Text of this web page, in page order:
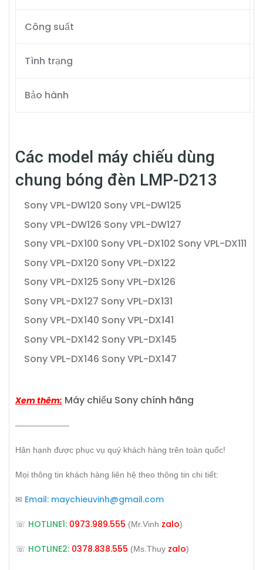
Công suất
Tình trạng
Bảo hành
Các model máy chiếu dùng
chung bóng đèn LMP-D213
Sony VPL-DW120 Sony VPL-DW125
Sony VPL-DW126 Sony VPL-DW127
Sony VPL-DX100 Sony VPL-DX102 Sony VPL-DX111
Sony VPL-DX120 Sony VPL-DX122
Sony VPL-DX125 Sony VPL-DX126
Sony VPL-DX127 Sony VPL-DX131
Sony VPL-DX140 Sony VPL-DX141
Sony VPL-DX142 Sony VPL-DX145
Sony VPL-DX146 Sony VPL-DX147
Xem thêm: Máy chiếu Sony chính hãng
——————–
Hân hạnh được phục vụ quý khách hàng trên toàn quốc!
Mọi thông tin khách hàng liên hệ theo thông tin chi tiết:
✉ Email: maychieuvinh@gmail.com
☏ HOTLINE1: 0973.989.555 (Mr.Vinh zalo)
☏ HOTLINE2: 0378.838.555 (Ms.Thuy zalo)